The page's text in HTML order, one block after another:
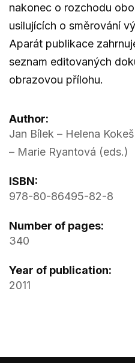
nakonec o rozchodu
usilujících o směrování
Aparát publikace
seznam editovaných
obrazovou přílohu.
Author:
Jan Bílek – Helena
– Marie Ryantová (eds.)
ISBN:
978-80-86495-82-8
Number of pages:
340
Year of publication:
2011